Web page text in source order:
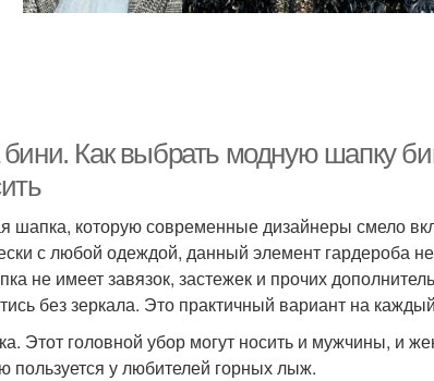
Как выбрать модную шапку
шапка, которую современные дизайнеры смело
с любой одеждой, данный элемент гардероба не
не имеет завязок, застежек и прочих
без зеркала. Это практичный вариант на
Этот головной убор могут носить и мужчины, и
пользуется у любителей горных лыж.